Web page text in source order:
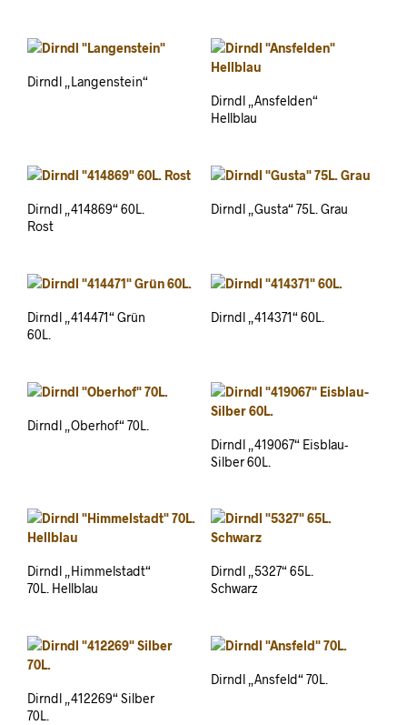
Dirndl „Langenstein“
Dirndl „Ansfelden“
Hellblau
Dirndl „414869“ 60L.
Rost
Dirndl „Gusta“ 75L. Grau
Dirndl „414471“ Grün
60L.
Dirndl „414371“ 60L.
Dirndl „Oberhof“ 70L.
Dirndl „419067“ Eisblau-
Silber 60L.
Dirndl „Himmelstadt“
70L. Hellblau
Dirndl „5327“ 65L.
Schwarz
Dirndl „412269“ Silber
70L.
Dirndl „Ansfeld“ 70L.